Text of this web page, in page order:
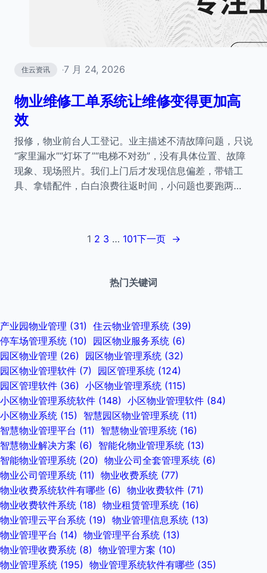
住云资讯 ·7 月 24, 2026
物业维修工单系统让维修变得更加高
效
报修，物业前台人工登记。业主描述不清故障问题，只说
“家里漏水”“灯坏了”“电梯不对劲”，没有具体位置、故障
现象、现场照片。我们上门后才发现信息偏差，带错工
具、拿错配件，白白浪费往返时间，小问题也要跑两…
1 2 3 … 101下一页 →
热门关键词
产业园物业管理 (31) 住云物业管理系统 (39)
停车场管理系统 (10) 园区物业服务系统 (6)
园区物业管理 (26) 园区物业管理系统 (32)
园区物业管理软件 (7) 园区管理系统 (124)
园区管理软件 (36) 小区物业管理系统 (115)
小区物业管理系统软件 (148) 小区物业管理软件 (84)
小区物业系统 (15) 智慧园区物业管理系统 (11)
智慧物业管理平台 (11) 智慧物业管理系统 (16)
智慧物业解决方案 (6) 智能化物业管理系统 (13)
智能物业管理系统 (20) 物业公司全套管理系统 (6)
物业公司管理系统 (11) 物业收费系统 (77)
物业收费系统软件有哪些 (6) 物业收费软件 (71)
物业收费软件系统 (18) 物业租赁管理系统 (16)
物业管理云平台系统 (19) 物业管理信息系统 (13)
物业管理平台 (14) 物业管理平台系统 (13)
物业管理收费系统 (8) 物业管理方案 (10)
物业管理系统 (195) 物业管理系统软件有哪些 (35)